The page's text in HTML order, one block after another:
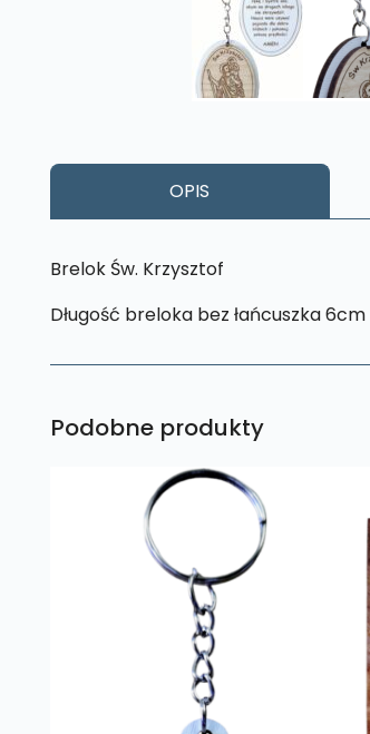
OPIS
Brelok Św. Krzysztof
Długość breloka bez łańcuszka 6cm
Podobne produkty